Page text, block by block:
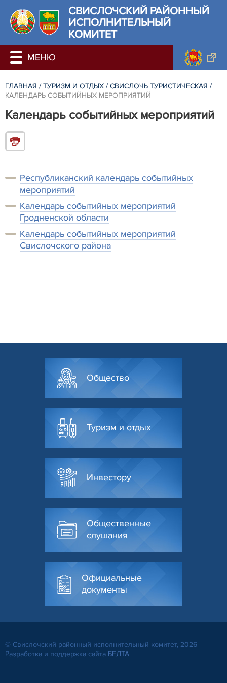
СВИСЛОЧСКИЙ РАЙОННЫЙ
ИСПОЛНИТЕЛЬНЫЙ
КОМИТЕТ
ГЛАВНАЯ / ТУРИЗМ И ОТДЫХ / СВИСЛОЧЬ ТУРИСТИЧЕСКАЯ /
КАЛЕНДАРЬ СОБЫТИЙНЫХ МЕРОПРИЯТИЙ
Календарь событийных мероприятий
Республиканский календарь событийных
мероприятий
Календарь событийных мероприятий
Гродненской области
Календарь событийных мероприятий
Свислочского района
Общество
Туризм и отдых
Инвестору
Общественные
слушания
Официальные
документы
© Свислочский районный исполнительный комитет, 2026
Разработка и поддержка сайта БЕЛТА